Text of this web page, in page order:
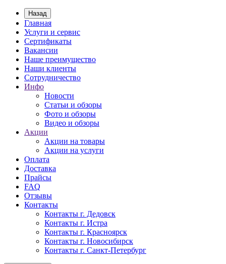
Назад
Главная
Услуги и сервис
Сертификаты
Вакансии
Наше преимущество
Наши клиенты
Сотрудничество
Инфо
Новости
Статьи и обзоры
Фото и обзоры
Видео и обзоры
Акции
Акции на товары
Акции на услуги
Оплата
Доставка
Прайсы
FAQ
Отзывы
Контакты
Контакты г. Дедовск
Контакты г. Истра
Контакты г. Красноярск
Контакты г. Новосибирск
Контакты г. Санкт-Петербург